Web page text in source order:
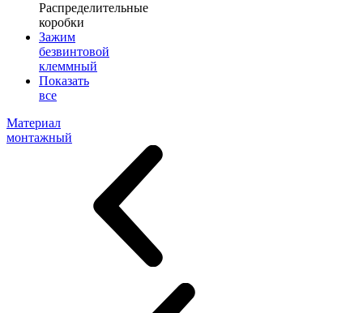
Распределительные
коробки
Зажим
безвинтовой
клеммный
Показать
все
Материал
монтажный